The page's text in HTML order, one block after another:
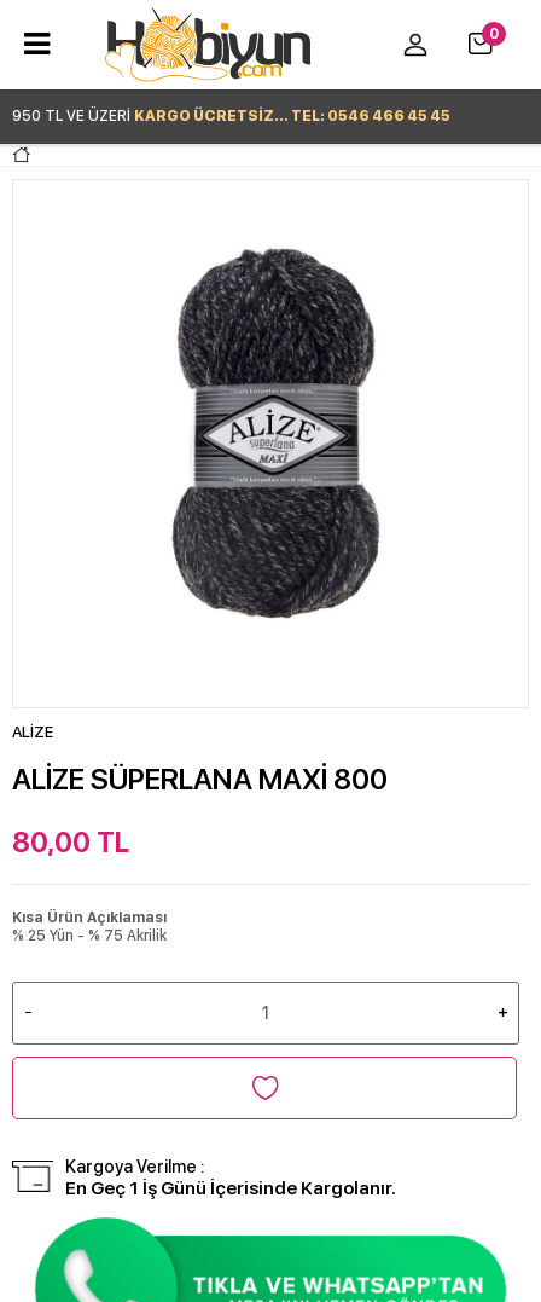
950 TL VE ÜZERİ KARGO ÜCRETSİZ... TEL: 0546 466 45 45
0
ALİZE
ALİZE SÜPERLANA MAXİ 800
80,00 TL
Kısa Ürün Açıklaması
% 25 Yün - % 75 Akrilik
Kargoya Verilme :
En Geç 1 İş Günü İçerisinde Kargolanır.